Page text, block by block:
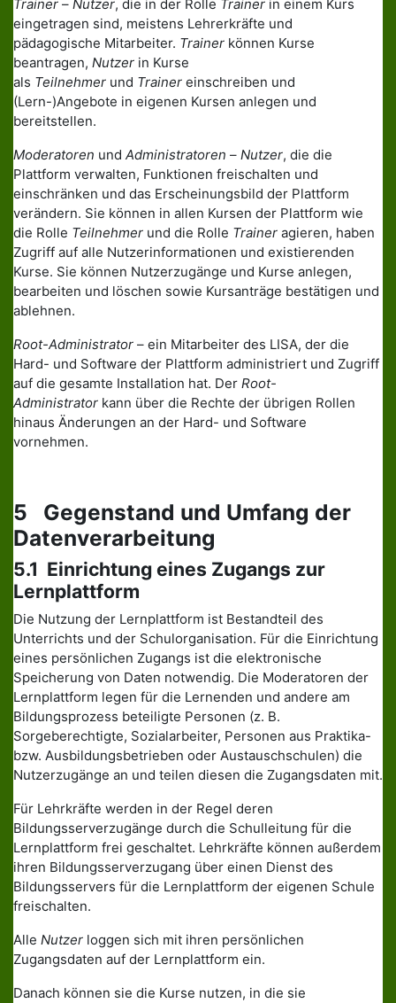
Trainer – Nutzer, die in der Rolle Trainer in einem Kurs
eingetragen sind, meistens Lehrerkräfte und
pädagogische Mitarbeiter. Trainer können Kurse
beantragen, Nutzer in Kurse
als Teilnehmer und Trainer einschreiben und
(Lern-)Angebote in eigenen Kursen anlegen und
bereitstellen.
Moderatoren und Administratoren – Nutzer, die die
Plattform verwalten, Funktionen freischalten und
einschränken und das Erscheinungsbild der Plattform
verändern. Sie können in allen Kursen der Plattform wie
die Rolle Teilnehmer und die Rolle Trainer agieren, haben
Zugriff auf alle Nutzerinformationen und existierenden
Kurse. Sie können Nutzerzugänge und Kurse anlegen,
bearbeiten und löschen sowie Kursanträge bestätigen und
ablehnen.
Root-Administrator – ein Mitarbeiter des LISA, der die
Hard- und Software der Plattform administriert und Zugriff
auf die gesamte Installation hat. Der Root-
Administrator kann über die Rechte der übrigen Rollen
hinaus Änderungen an der Hard- und Software
vornehmen.
5 Gegenstand und Umfang der
Datenverarbeitung
5.1 Einrichtung eines Zugangs zur
Lernplattform
Die Nutzung der Lernplattform ist Bestandteil des
Unterrichts und der Schulorganisation. Für die Einrichtung
eines persönlichen Zugangs ist die elektronische
Speicherung von Daten notwendig. Die Moderatoren der
Lernplattform legen für die Lernenden und andere am
Bildungsprozess beteiligte Personen (z. B.
Sorgeberechtigte, Sozialarbeiter, Personen aus Praktika-
bzw. Ausbildungsbetrieben oder Austauschschulen) die
Nutzerzugänge an und teilen diesen die Zugangsdaten mit.
Für Lehrkräfte werden in der Regel deren
Bildungsserverzugänge durch die Schulleitung für die
Lernplattform frei geschaltet. Lehrkräfte können außerdem
ihren Bildungsserverzugang über einen Dienst des
Bildungsservers für die Lernplattform der eigenen Schule
freischalten.
Alle Nutzer loggen sich mit ihren persönlichen
Zugangsdaten auf der Lernplattform ein.
Danach können sie die Kurse nutzen, in die sie